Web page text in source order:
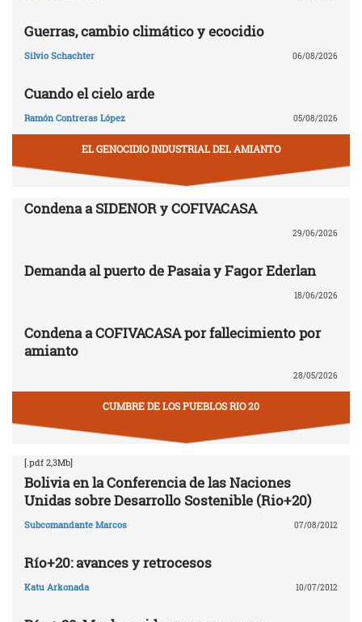
Guerras, cambio climático y ecocidio
Silvio Schachter 06/08/2026
Cuando el cielo arde
Ramón Contreras López 05/08/2026
EL GENOCIDIO INDUSTRIAL DEL AMIANTO
Condena a SIDENOR y COFIVACASA
29/06/2026
Demanda al puerto de Pasaia y Fagor Ederlan
18/06/2026
Condena a COFIVACASA por fallecimiento por
amianto
28/05/2026
CUMBRE DE LOS PUEBLOS RIO 20
[.pdf 2,3Mb]
Bolivia en la Conferencia de las Naciones
Unidas sobre Desarrollo Sostenible (Rio+20)
Subcomandante Marcos 07/08/2012
Río+20: avances y retrocesos
Katu Arkonada 10/07/2012